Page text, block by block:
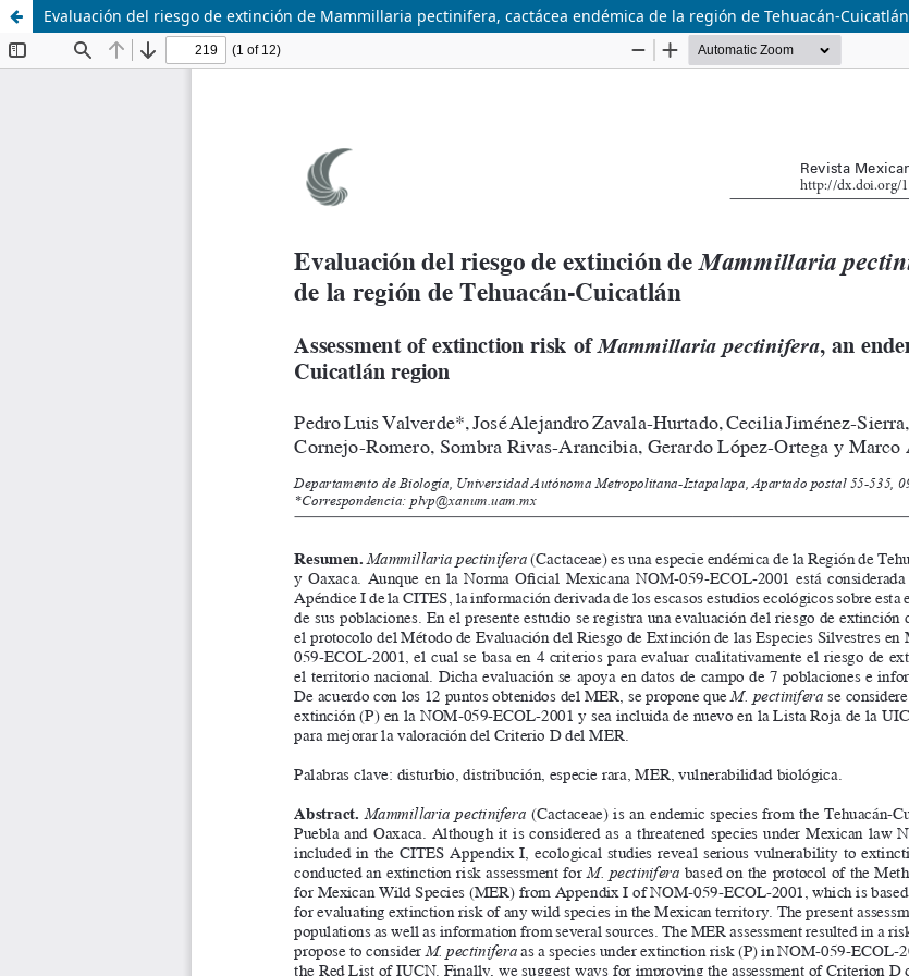
Evaluación del riesgo de extinción de Mammillaria pectinifera, cactácea endémica de la región de Tehuacán-Cuicatlán